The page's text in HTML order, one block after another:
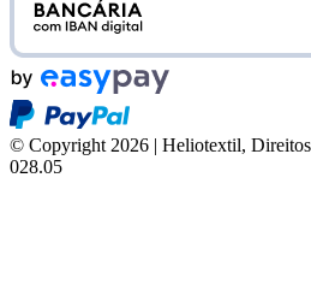
© Copyright 2026 | Heliotextil, Direitos
028.05